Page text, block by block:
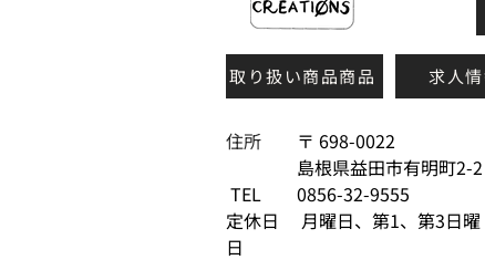
取り扱い商品商品 求人
住所 〒 698-0022
島根県益田市有明町2-2
TEL 0856-32-9555
定休日 月曜日、第1、第3日曜
日